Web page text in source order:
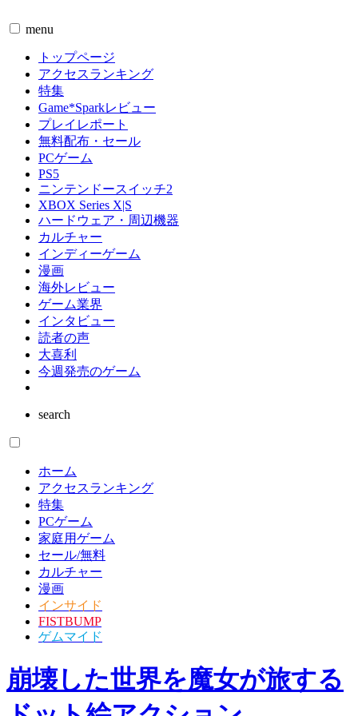
menu
トップページ
アクセスランキング
特集
Game*Sparkレビュー
プレイレポート
無料配布・セール
PCゲーム
PS5
ニンテンドースイッチ2
XBOX Series X|S
ハードウェア・周辺機器
カルチャー
インディーゲーム
漫画
海外レビュー
ゲーム業界
インタビュー
読者の声
大喜利
今週発売のゲーム
search
ホーム
アクセスランキング
特集
PCゲーム
家庭用ゲーム
セール/無料
カルチャー
漫画
インサイド
FISTBUMP
ゲムマイド
崩壊した世界を魔女が旅する